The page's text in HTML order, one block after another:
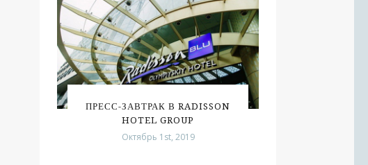
ПРЕСС-ЗАВТРАК В RADISSON
HOTEL GROUP
Октябрь 1st, 2019